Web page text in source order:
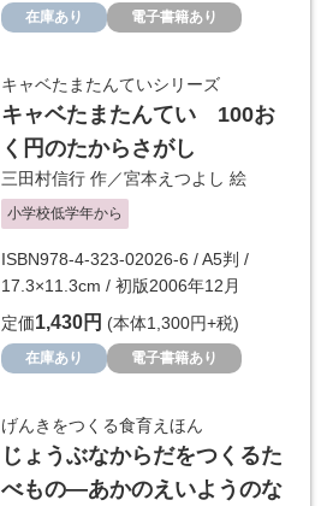
在庫あり 電子書籍あり
キャベたまたんていシリーズ
キャベたまたんてい 100お
く円のたからさがし
三田村信行 作／宮本えつよし 絵
小学校低学年から
ISBN978-4-323-02026-6 / A5判 /
17.3×11.3cm / 初版2006年12月
定価1,430円 (本体1,300円+税)
在庫あり 電子書籍あり
げんきをつくる食育えほん
じょうぶなからだをつくるた
べもの―あかのえいようのな